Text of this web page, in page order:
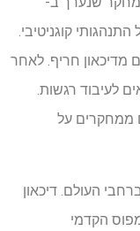
קוגניטיבי.
חולים הסובלים מדיכאון חריף. לאחר
לעיבוד רגשות.
ממחקרים על
ברחבי העולם. דיכאון
הקדמי